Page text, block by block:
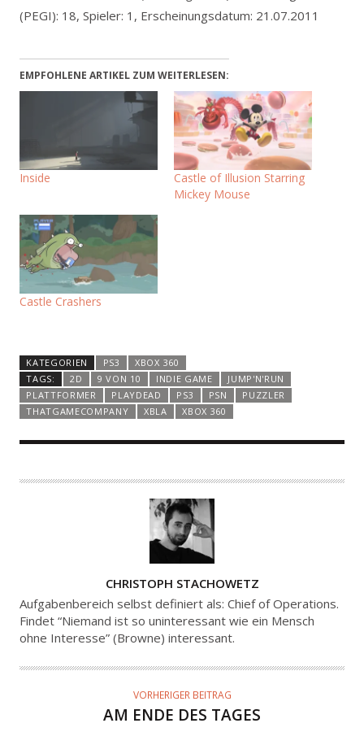
(PEGI): 18, Spieler: 1, Erscheinungsdatum: 21.07.2011
EMPFOHLENE ARTIKEL ZUM WEITERLESEN:
Inside
Castle of Illusion Starring
Mickey Mouse
Castle Crashers
KATEGORIEN PS3
XBOX 360
TAGS:
2D 9 VON 10 INDIE GAME
JUMP'N'RUN
PLATTFORMER
PLAYDEAD PS3 PSN
PUZZLER
THATGAMECOMPANY
XBLA XBOX 360
U
T
O
CHRISTOPH STACHOWETZ
Aufgabenbereich selbst definiert als: Chief of Operations.
Findet “Niemand ist so uninteressant wie ein Mensch
ohne Interesse” (Browne) interessant.
VORHERIGER BEITRAG
AM ENDE DES TAGES